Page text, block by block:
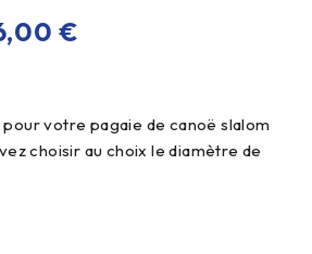
€
votre pagaie de canoë slalom
choisir au choix le diamètre de